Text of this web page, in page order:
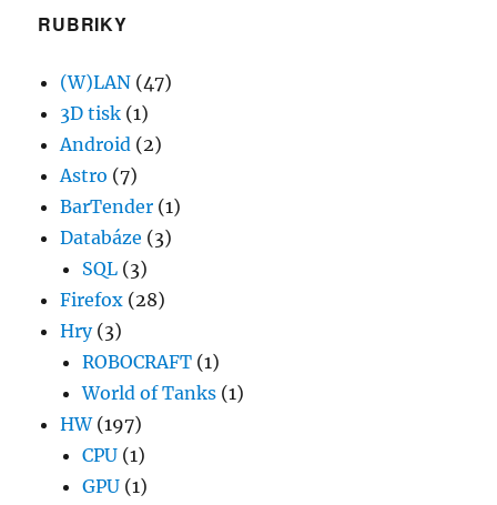
RUBRIKY
(W)LAN (47)
3D tisk (1)
Android (2)
Astro (7)
BarTender (1)
Databáze (3)
SQL (3)
Firefox (28)
Hry(3)
ROBOCRAFT (1)
World of Tanks (1)
HW(197)
CPU (1)
GPU (1)